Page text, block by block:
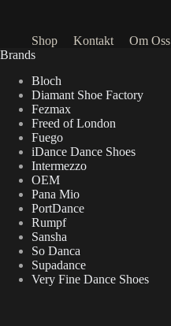
Shop Kontakt Om Oss
Brands
Bloch
Diamant Shoe Factory
Fezmax
Freed of London
Fuego
iDance Dance Shoes
Intermezzo
OEM
Pana Mio
PortDance
Rumpf
Sansha
So Danca
Supadance
Very Fine Dance Shoes